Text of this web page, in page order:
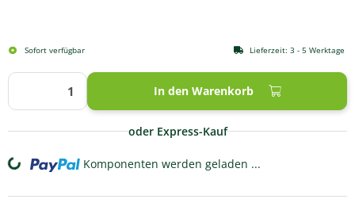
In den Warenkorb
Sofort verfügbar Lieferzeit: 3 - 5 Werktage
oder Express-Kauf
Loading... Komponenten werden geladen ...